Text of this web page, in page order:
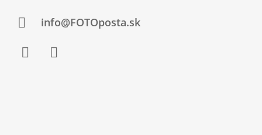
info@FOTOposta.sk